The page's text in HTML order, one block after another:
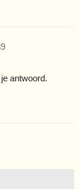
antwoord.